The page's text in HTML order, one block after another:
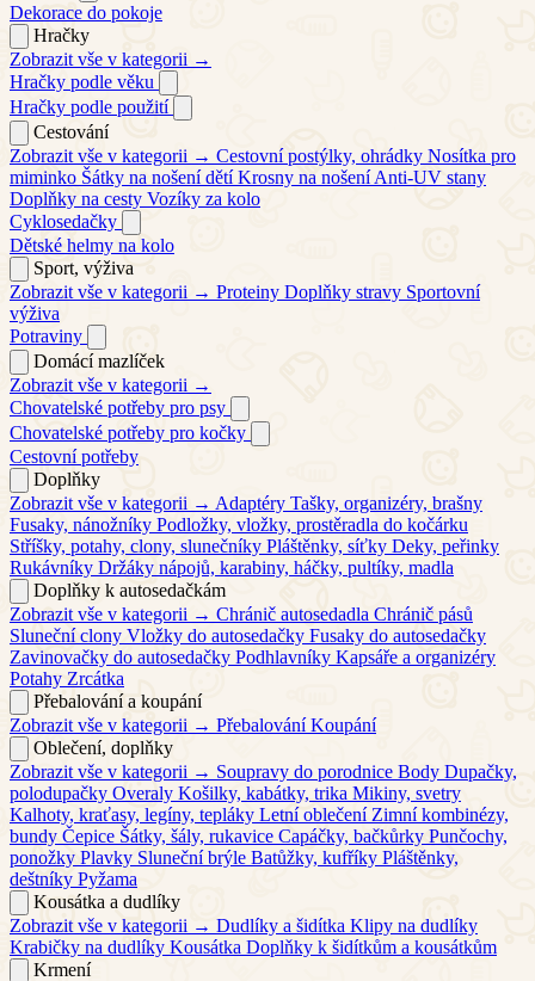
Dekorace do pokoje
Hračky
Zobrazit vše v kategorii →
Hračky podle věku
Hračky podle použití
Cestování
Zobrazit vše v kategorii → Cestovní postýlky, ohrádky Nosítka pro
miminko Šátky na nošení dětí Krosny na nošení Anti-UV stany
Doplňky na cesty Vozíky za kolo
Cyklosedačky
Dětské helmy na kolo
Sport, výživa
Zobrazit vše v kategorii → Proteiny Doplňky stravy Sportovní
výživa
Potraviny
Domácí mazlíček
Zobrazit vše v kategorii →
Chovatelské potřeby pro psy
Chovatelské potřeby pro kočky
Cestovní potřeby
Doplňky
Zobrazit vše v kategorii → Adaptéry Tašky, organizéry, brašny
Fusaky, nánožníky Podložky, vložky, prostěradla do kočárku
Stříšky, potahy, clony, slunečníky Pláštěnky, síťky Deky, peřinky
Rukávníky Držáky nápojů, karabiny, háčky, pultíky, madla
Doplňky k autosedačkám
Zobrazit vše v kategorii → Chránič autosedadla Chránič pásů
Sluneční clony Vložky do autosedačky Fusaky do autosedačky
Zavinovačky do autosedačky Podhlavníky Kapsáře a organizéry
Potahy Zrcátka
Přebalování a koupání
Zobrazit vše v kategorii → Přebalování Koupání
Oblečení, doplňky
Zobrazit vše v kategorii → Soupravy do porodnice Body Dupačky,
polodupačky Overaly Košilky, kabátky, trika Mikiny, svetry
Kalhoty, kraťasy, legíny, tepláky Letní oblečení Zimní kombinézy,
bundy Čepice Šátky, šály, rukavice Capáčky, bačkůrky Punčochy,
ponožky Plavky Sluneční brýle Batůžky, kufříky Pláštěnky,
deštníky Pyžama
Kousátka a dudlíky
Zobrazit vše v kategorii → Dudlíky a šidítka Klipy na dudlíky
Krabičky na dudlíky Kousátka Doplňky k šidítkům a kousátkům
Krmení